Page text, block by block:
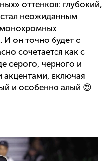
оттенков: глубокий,
неожиданным
И он точно будет с
сочетается как с
серого, черного и
акцентами, включая
и особенно алый 😍